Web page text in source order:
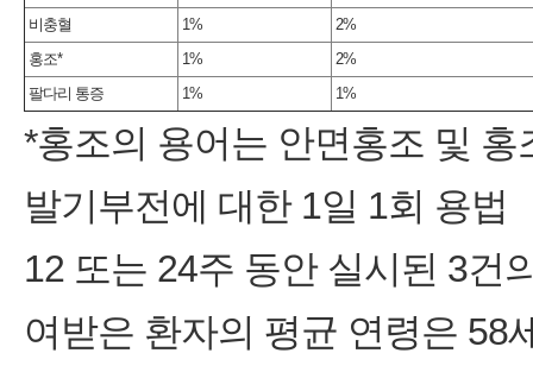
비충혈
1%
2%
홍조*
1%
2%
팔다리 통증
1% 1%
*홍조의 용어는 안면홍조 및 홍
발기부전에 대한 1일 1회 용법
12 또는 24주 동안 실시된 3건
여받은 환자의 평균 연령은 58